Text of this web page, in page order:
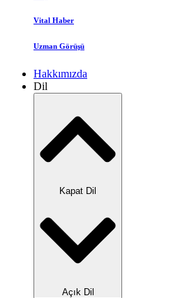
Vital Haber
Uzman Görüşü
Hakkımızda
Dil
Kapat Dil
Açık Dil